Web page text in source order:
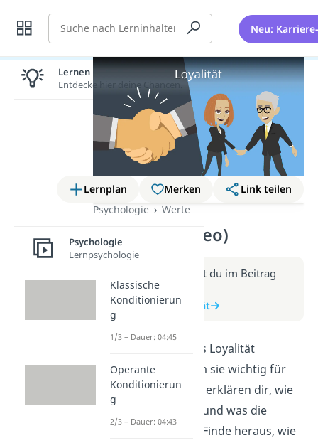
Suche Neu:
Lernplan Merken
Link teilen
Psychologie
Werte
Loyalität (Video)
Weitere Infos erhältst du im Beitrag
zum Video
zum Beitrag: Loyalität
Hier erfährst du, was Loyalität
bedeutet und warum sie wichtig für
Beziehungen ist. Wir erklären dir, wie
du loyal sein kannst und was die
Vorteile davon sind. Finde heraus, wie
Lernen lohnt sich!
Entdecke hier deine Chancen.
Psychologie
Lernpsychologie
Klassische
Konditionierun
g
1/3 – Dauer: 04:45
Operante
Konditionierun
g
2/3 – Dauer: 04:43